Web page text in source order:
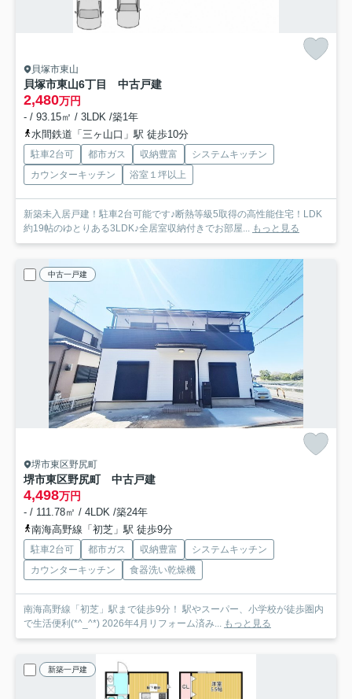
貝塚市東山
貝塚市東山6丁目 中古戸建
2,480万円
- / 93.15㎡ / 3LDK /築1年
水間鉄道「三ヶ山口」駅 徒歩10分
駐車2台可 都市ガス 収納豊富
システムキッチン
カウンターキッチン
浴室１坪以上
新築未入居戸建！駐車2台可能です♪断熱等級5取得の高性能住宅！LDK
約19帖のゆとりある3LDK♪全居室収納付きでお部屋... もっと見る
中古一戸建
堺市東区野尻町
堺市東区野尻町 中古戸建
4,498万円
- / 111.78㎡ / 4LDK /築24年
南海高野線「初芝」駅 徒歩9分
駐車2台可 都市ガス 収納豊富
システムキッチン
カウンターキッチン
食器洗い乾燥機
南海高野線「初芝」駅まで徒歩9分！ 駅やスーパー、小学校が徒歩圏内
で生活便利(*^_^*) 2026年4月リフォーム済み... もっと見る
新築一戸建